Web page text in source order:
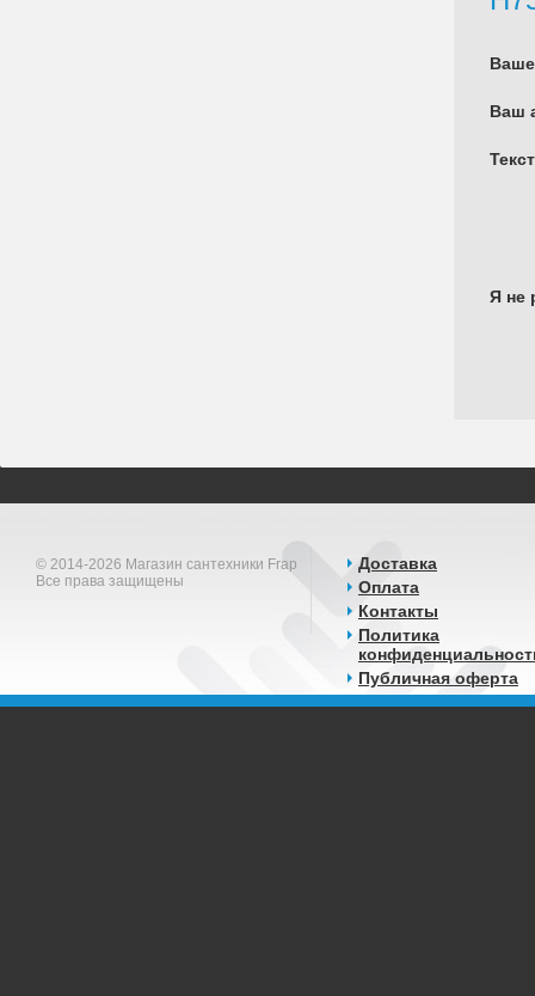
Ваш
Я не
© 2014-2026 Магазин сантехники Frap
Все права защищены
Доставка
Оплата
Контакты
Политика
Публичная оферта